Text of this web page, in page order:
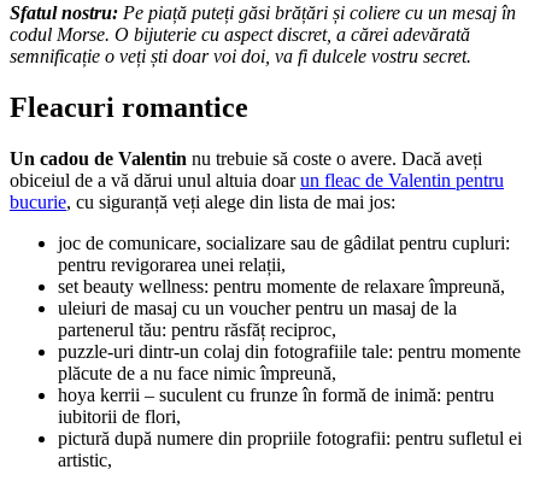
Sfatul nostru: Pe piață puteți găsi brățări și coliere cu un mesaj în
codul Morse. O bijuterie cu aspect discret, a cărei adevărată
semnificație o veți ști doar voi doi, va fi dulcele vostru secret.
Fleacuri romantice
Un cadou de Valentin nu trebuie să coste o avere. Dacă aveți
obiceiul de a vă dărui unul altuia doarun fleac de Valentin pentru
bucurie, cu siguranță veți alege din lista de mai jos:
joc de comunicare, socializare sau de gâdilat pentru cupluri:
pentru revigorarea unei relații,
set beauty wellness: pentru momente de relaxare împreună,
uleiuri de masaj cu un voucher pentru un masaj de la
partenerul tău: pentru răsfăț reciproc,
puzzle-uri dintr-un colaj din fotografiile tale: pentru momente
plăcute de a nu face nimic împreună,
hoya kerrii – suculent cu frunze în formă de inimă: pentru
iubitorii de flori,
pictură după numere din propriile fotografii: pentru sufletul ei
artistic,